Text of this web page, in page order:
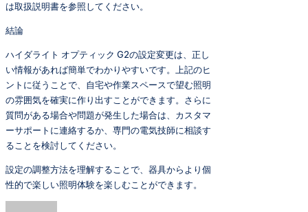
は取扱説明書を参照してください。
結論
ハイダライト オプティック G2の設定変更は、正し
い情報があれば簡単でわかりやすいです。上記のヒ
ントに従うことで、自宅や作業スペースで望む照明
の雰囲気を確実に作り出すことができます。さらに
質問がある場合や問題が発生した場合は、カスタマ
ーサポートに連絡するか、専門の電気技師に相談す
ることを検討してください。
設定の調整方法を理解することで、器具からより個
性的で楽しい照明体験を楽しむことができます。